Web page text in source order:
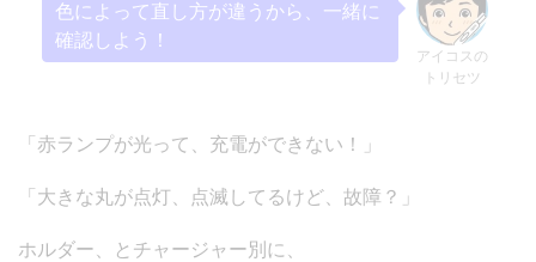
アイコスの
トリセツ
色によって直し方が違うから、一緒に
確認しよう！
「赤ランプが光って、充電ができない！」
「大きな丸が点灯、点滅してるけど、故障？」
ホルダー、とチャージャー別に、